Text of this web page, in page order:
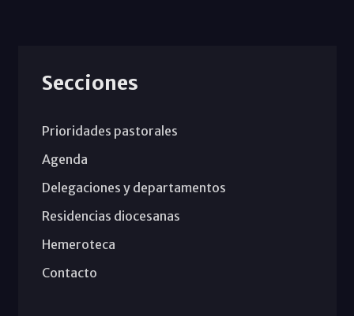
Secciones
Prioridades pastorales
Agenda
Delegaciones y departamentos
Residencias diocesanas
Hemeroteca
Contacto